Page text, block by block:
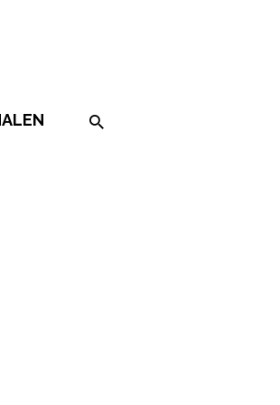
Search on the website